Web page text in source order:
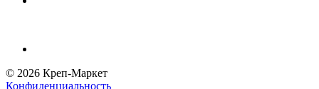
© 2026 Креп-Маркет
Конфиденциальность